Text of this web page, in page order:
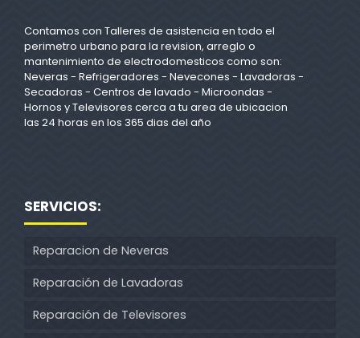
Contamos con Talleres de asistencia en todo el
perimetro urbano para la revision, arreglo o
mantenimiento de electrodomesticos como son:
Neveras - Refrigeradores - Nevecones - Lavadoras -
Secadoras - Centros de lavado - Microondas -
Hornos y Televisores cerca a tu area de ubicacion
las 24 horas en los 365 dias del año
SERVICIOS:
Reparacion de Neveras
Reparación de Lavadoras
Reparación de Televisores